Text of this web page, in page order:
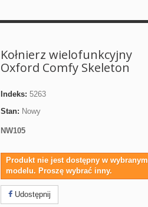
Kołnierz wielofunkcyjny
Oxford Comfy Skeleton
Indeks: 5263
Stan: Nowy
NW105
Produkt nie jest dostępny w wybranym
modelu. Proszę wybrać inny.
Udostępnij